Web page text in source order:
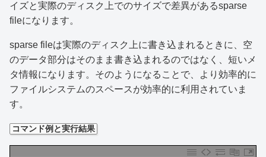
イズと実際のディスク上でのサイズで差異があるsparse
fileになります。
sparse fileは実際のディスク上に書き込まれるときに、空
のデータ部分はそのまま書き込まれるのではなく、短いメ
タ情報になります。そのようになることで、より効率的に
ファイルシステムのスペースが効率的に利用されていま
す。
コマンド例と実行結果